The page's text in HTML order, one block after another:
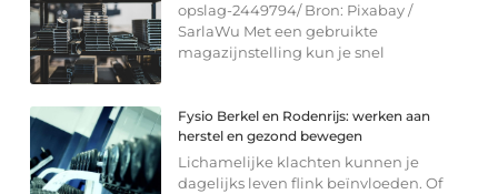
opslag-2449794/ Bron: Pixabay /
SarlaWu Met een gebruikte
magazijnstelling kun je snel
Fysio Berkel en Rodenrijs: werken aan
herstel en gezond bewegen
Lichamelijke klachten kunnen je
dagelijks leven flink beïnvloeden. Of